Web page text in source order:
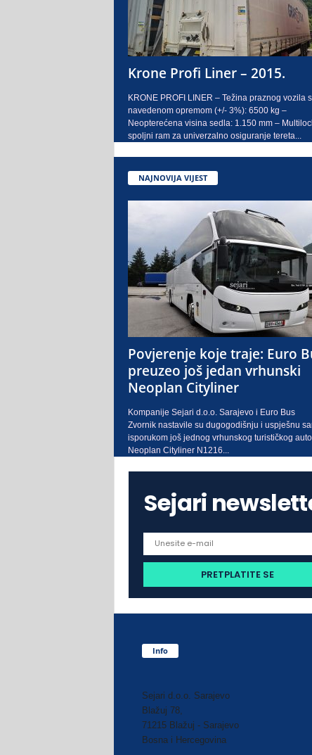
j
o
Krone Profi Liner – 2015.
KRONE PROFI LINER – Težina praznog vozila
navedenom opremom (+/- 3%): 6500 kg –
Neopterećena visina sedla: 1.150 mm –
spoljni ram za univerzalno osiguranje tereta...
NAJNOVIJA VIJEST
Povjerenje koje traje: Euro
preuzeo još jedan vrhunski
Neoplan Cityliner
Kompanije Sejari d.o.o. Sarajevo i Euro Bus
Zvornik nastavile su dugogodišnju i uspješnu
isporukom još jednog vrhunskog turističkog
Neoplan Cityliner N1216...
Sejari
Info
Sejari d.o.o. Sarajevo
Blažuj 78,
71215 Blažuj - Sarajevo
Bosna i Hercegovina